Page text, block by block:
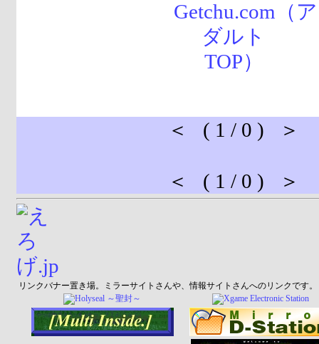
＜ ( 1 / 0 ) ＞
＜ ( 1 / 0 ) ＞
リンクバナー置き場。ミラーサイトさんや、情報サイトさんへのリンクです。